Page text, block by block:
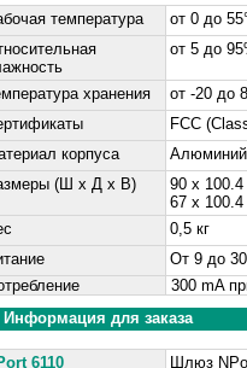
температура
от 0 до
от 5 до
хранения
от -20 до
FCC
корпуса
(Ш х Д х В)
90 x
67 x
0,5 кг
От 9 до
300 mA
Информация для заказа
6110 Шлюз